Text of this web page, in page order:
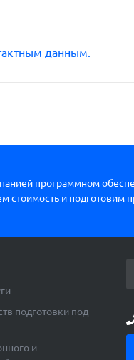
данным.
программном
стоимость и подготовим
подготовки под
и